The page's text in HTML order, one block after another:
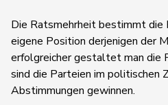
Die Ratsmehrheit bestimmt die
eigene Position derjenigen der
erfolgreicher gestaltet man die
sind die Parteien im politischen
Abstimmungen gewinnen.